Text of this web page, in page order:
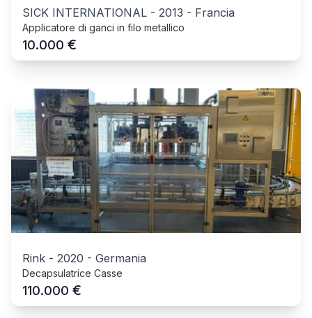
SICK INTERNATIONAL - 2013 - Francia
Applicatore di ganci in filo metallico
10.000 €
Rink - 2020 - Germania
Decapsulatrice Casse
110.000 €